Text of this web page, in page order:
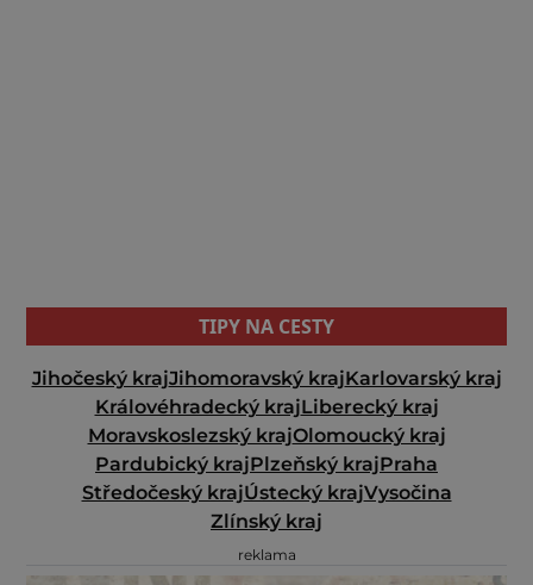
TIPY NA CESTY
Jihočeský krajJihomoravský krajKarlovarský kraj
Královéhradecký krajLiberecký kraj
Moravskoslezský krajOlomoucký kraj
Pardubický krajPlzeňský krajPraha
Středočeský krajÚstecký krajVysočina
Zlínský kraj
reklama